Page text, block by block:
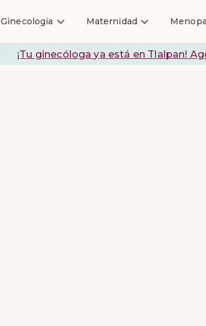
Ginecología Maternidad
¡Tu ginecóloga ya está en Tlalpan!